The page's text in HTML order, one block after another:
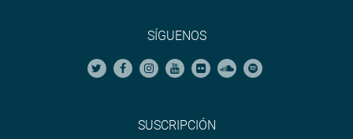
SÍGUENOS
SUSCRIPCIÓN